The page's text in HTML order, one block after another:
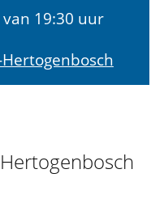
19:30 uur
Hertogenbosch